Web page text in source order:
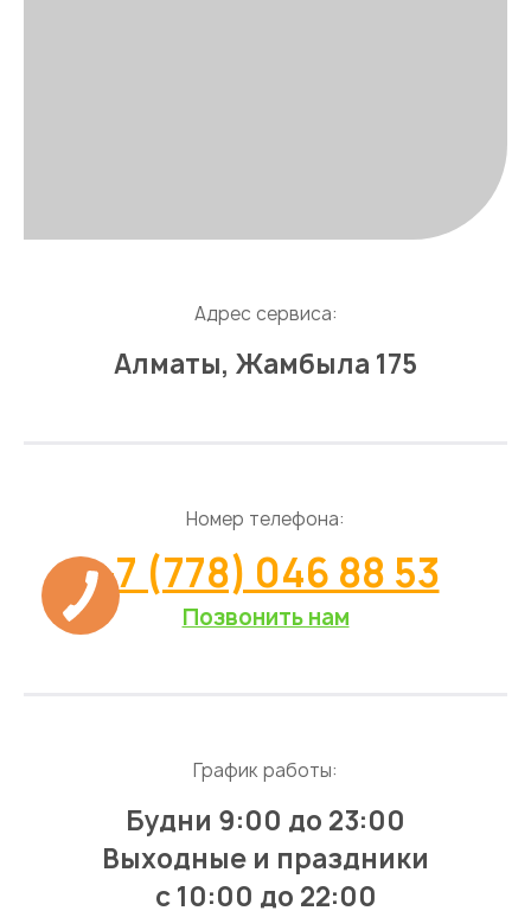
Адрес сервиса:
Алматы, Жамбыла 175
Номер телефона:
+7 (778) 046 88 53
Позвонить нам
График работы:
Будни 9:00 до 23:00
Выходные и праздники
с 10:00 до 22:00